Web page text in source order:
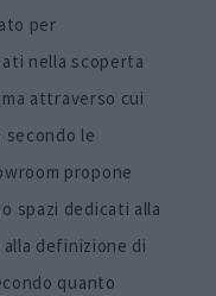
per
nella scoperta
attraverso cui
le
propone
spazi dedicati alla
definizione di
quanto